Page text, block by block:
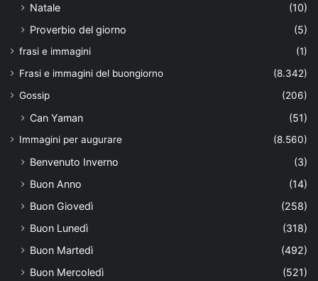
Natale
(10)
Proverbio del giorno
(5)
frasi e immagini
(1)
Frasi e immagini del buongiorno
(8.342)
Gossip
(206)
Can Yaman (51)
Immagini per augurare (8.560)
Benvenuto Inverno
(3)
Buon Anno
(14)
Buon Giovedì
(258)
Buon Lunedì
(318)
Buon Martedì
(492)
Buon Mercoledì
(521)